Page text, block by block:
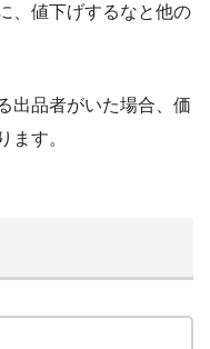
、値下げするなと他の
出品者がいた場合、価
ます。